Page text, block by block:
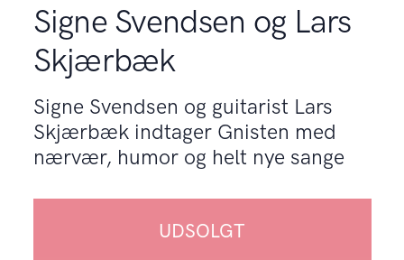
Signe Svendsen og Lars
Skjærbæk
Signe Svendsen og guitarist Lars
Skjærbæk indtager Gnisten med
nærvær, humor og helt nye sange
UDSOLGT